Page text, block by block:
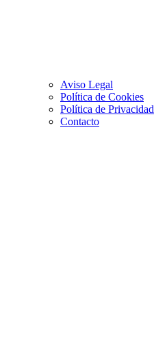
Aviso Legal
Política de Cookies
Política de Privacidad
Contacto